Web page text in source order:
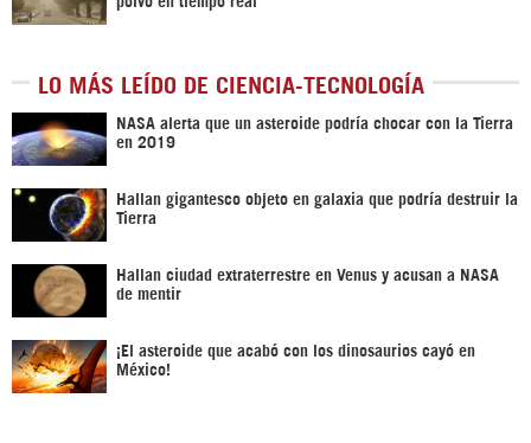
LO MÁS LEÍDO DE CIENCIA-TECNOLOGÍA
NASA alerta que un asteroide podría chocar con la Tierra
en 2019
Hallan gigantesco objeto en galaxia que podría destruir la
Tierra
Hallan ciudad extraterrestre en Venus y acusan a NASA
de mentir
¡El asteroide que acabó con los dinosaurios cayó en
México!